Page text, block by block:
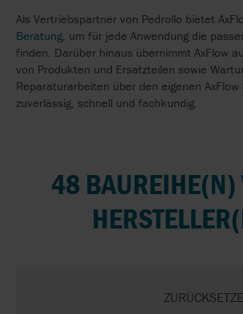
Als Vertriebspartner von Pedrollo bietet
Beratung , um für jede Anwendung die
finden. Darüber hinaus übernimmt AxFlow
von Produkten und Ersatzteilen sowie
Reparaturarbeiten über den eigenen AxFlow
zuverlässig, schnell und fachkundig.
48 BAUREIHE(N)